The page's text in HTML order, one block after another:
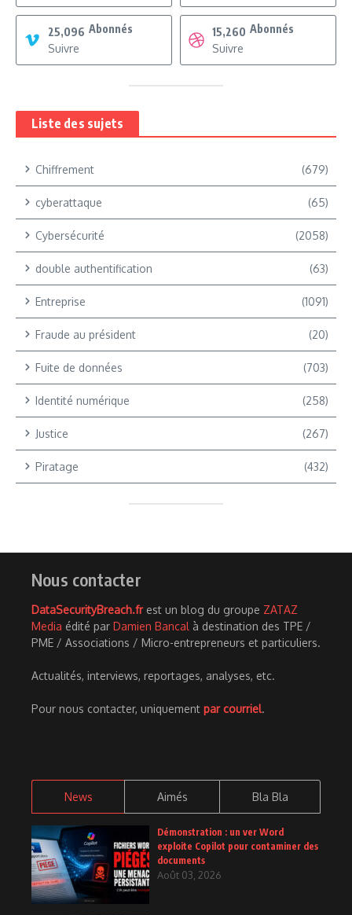
25,096 Abonnés
Suivre
15,260 Abonnés
Suivre
Liste des sujets
Chiffrement (679)
cyberattaque (65)
Cybersécurité (2058)
double authentification (63)
Entreprise (1091)
Fraude au président (20)
Fuite de données (703)
Identité numérique (258)
Justice (267)
Piratage (432)
Nous contacter
DataSecurityBreach.frest un blog du groupe ZATAZ
Media édité par Damien Bancal à destination des TPE /
PME / Associations / Micro-entrepreneurs et particuliers.
Actualités, interviews, reportages, analyses, etc.
Pour nous contacter, uniquement par courriel.
News Aimés Bla Bla
Démonstration : un ver Word
exploite Copilot pour contaminer des
documents
Août 03, 2026